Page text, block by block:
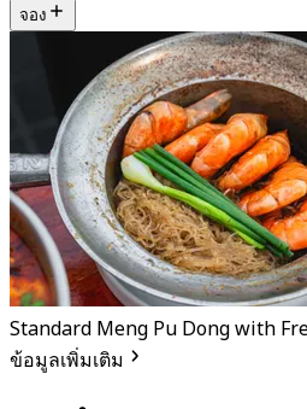
จอง
Standard Meng Pu Dong with
ข้อมูลเพิ่มเติม